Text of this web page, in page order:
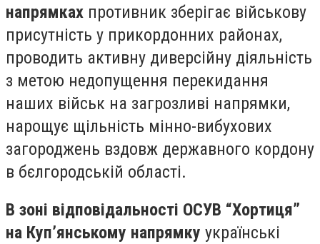
напрямках противник зберігає військову
присутність у прикордонних районах,
проводить активну диверсійну діяльність
з метою недопущення перекидання
наших військ на загрозливі напрямки,
нарощує щільність мінно-вибухових
загороджень вздовж державного кордону
в бєлгородській області.
В зоні відповідальності ОСУВ “Хортиця”
на Куп’янському напрямку українські